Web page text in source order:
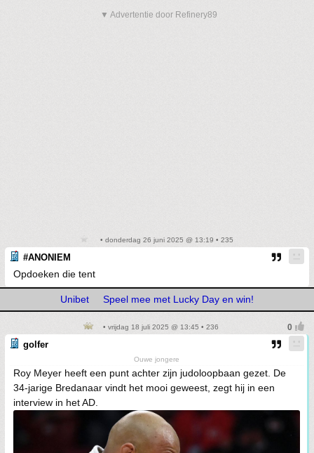
▼ Advertentie door Refinery89
• donderdag 26 juni 2025 @ 13:19 • 235
#ANONIEM
Opdoeken die tent
Unibet Speel mee met Lucky Day en win!
• vrijdag 18 juli 2025 @ 13:45 • 236
golfer
Ouwe jongere
Roy Meyer heeft een punt achter zijn judoloopbaan gezet. De
34-jarige Bredanaar vindt het mooi geweest, zegt hij in een
interview in het AD.